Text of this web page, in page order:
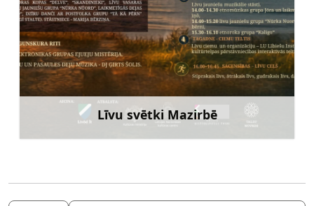
Līvu svētki Mazirbē
Uzzināt vairāk